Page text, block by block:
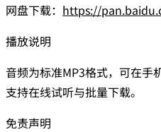
网盘下载： https://
播放说明
音频为标准MP3格式，可在手
支持在线试听与批量下载。
免责声明